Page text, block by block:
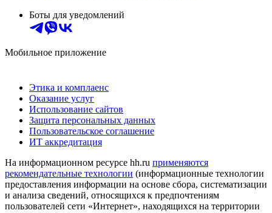
Боты для уведомлений
Мобильное приложение
Этика и комплаенс
Оказание услуг
Использование сайтов
Защита персональных данных
Пользовательское соглашение
ИТ аккредитация
На информационном ресурсе hh.ru применяются
рекомендательные технологии (информационные технологии
предоставления информации на основе сбора, систематизации
и анализа сведений, относящихся к предпочтениям
пользователей сети «Интернет», находящихся на территории